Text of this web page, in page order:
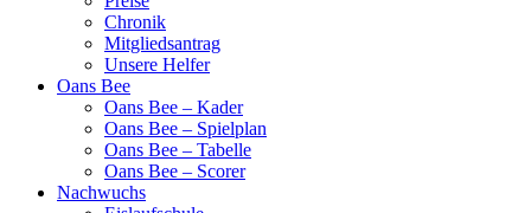
Chronik
Mitgliedsantrag
Unsere Helfer
Oans Bee
Oans Bee – Kader
Oans Bee – Spielplan
Oans Bee – Tabelle
Oans Bee – Scorer
Nachwuchs